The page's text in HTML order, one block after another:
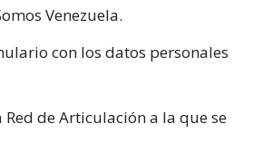
Venezuela.
con los datos personales
Red de Articulación a la que se